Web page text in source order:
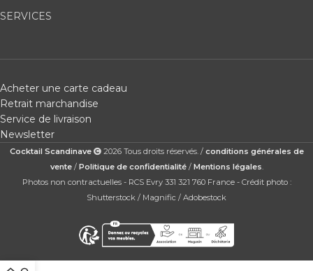
SERVICES
Acheter une carte cadeau
Retrait marchandise
Service de livraison
Newsletter
Cocktail Scandinave 2026 Tous droits réservés. / conditions générales de
vente/ Politique de confidentialité/ Mentions légales
Photos non contractuelles - RCS Evry 331 321 760 France - Crédit photo :
Shutterstock / Magnific / Adobestock